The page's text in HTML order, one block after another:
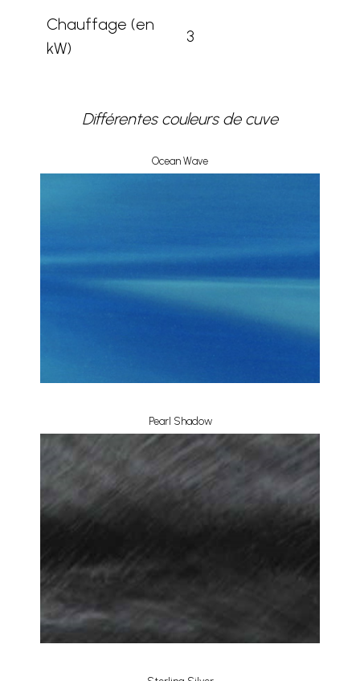
Chauffage (en
kW)
3
Différentes couleurs de cuve
Ocean Wave
Pearl Shadow